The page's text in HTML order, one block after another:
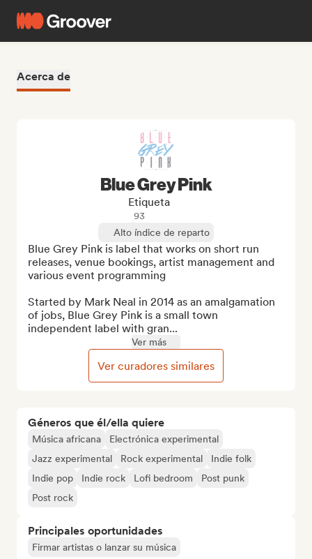
Acerca de
Géneros que él/ella quiere
Música africana
Electrónica experimental
Jazz experimental
Rock experimental
Indie folk
Indie pop
Indie rock Lofi bedroom
Post punk
Post rock
Principales oportunidades
Firmar artistas o lanzar su música
Blue Grey Pink
Etiqueta
93
Alto índice de reparto
Blue Grey Pink is label that works on short run
releases, venue bookings, artist management and
various event programming
Started by Mark Neal in 2014 as an amalgamation
of jobs, Blue Grey Pink is a small town
independent label with gran...
Ver más
Ver curadores similares